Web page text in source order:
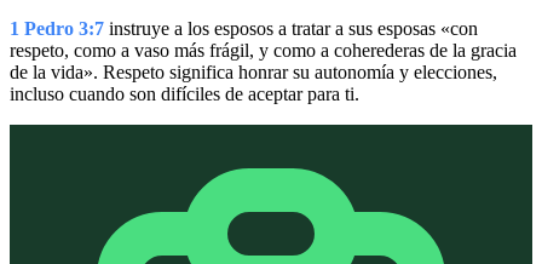
1 Pedro 3:7 instruye a los esposos a tratar a sus esposas «con
respeto, como a vaso más frágil, y como a coherederas de la gracia
de la vida». Respeto significa honrar su autonomía y elecciones,
incluso cuando son difíciles de aceptar para ti.